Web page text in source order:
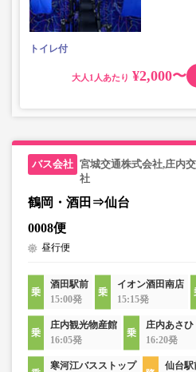
トイレ付
大人 ¥2,000〜
宮城交通株式会社,庄内
社
鶴岡・酒田⇒仙台
0008便
昼行便
酒田駅前
15:00発
イオン酒田南店
15:15発
庄内観光物産館
16:05発
庄内あさひ
16:20発
寒河江バスストップ
仙台駅